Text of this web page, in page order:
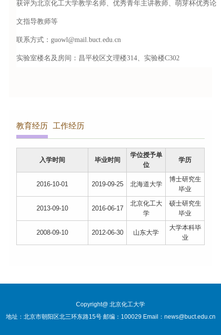
获评为北京化工大学教学名师、优秀青年主讲教师、萌芽杯优秀论
文指导教师等
联系方式： guowl@mail.buct.edu.cn
实验室楼名及房间：昌平校区文理楼314、实验楼C302
教育经历 工作经历
入学时间 毕业时间
学位授予单
位
学历
2016-10-01 2019-09-25 北海道大学
博士研究生
毕业
2013-09-10 2016-06-17
北京化工大
学
硕士研究生
毕业
2008-09-10 2012-06-30 山东大学
大学本科毕
业
Copyright@ 北京化工大学
地址：北京市朝阳区北三环东路15号 邮编：100029 Email：news@buct.edu.cn